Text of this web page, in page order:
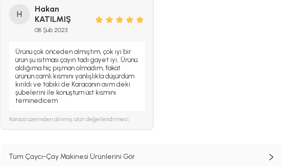
H
Hakan
KATILMIŞ
08 Şub 2023
Ürünü çok önceden almıştım, çok iyi bir
ürün şu ısıtması çayın tadı gayet iyi.. Ürünü
aldığıma hiç pişman olmadım, fakat
ürünün camlı kısmını yanlışlıkla düşürdüm
kırıldı ve tabiki de Karacanın avm deki
şubelerini ile konuştum üst kısmını
teminedicem
Karaca üzerinden alınmış ürün değerlendirmesi.
Tüm Çaycı-Çay Makinesi Ürünlerini Gör